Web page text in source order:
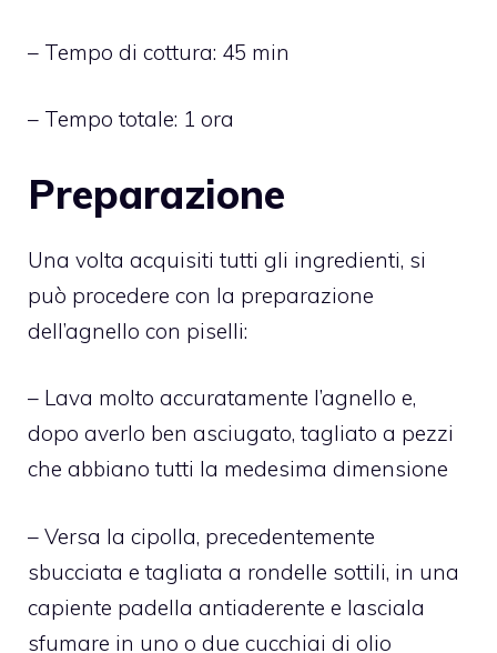
– Tempo di cottura: 45 min
– Tempo totale: 1 ora
Preparazione
Una volta acquisiti tutti gli ingredienti, si
può procedere con la preparazione
dell’agnello con piselli:
– Lava molto accuratamente l’agnello e,
dopo averlo ben asciugato, tagliato a pezzi
che abbiano tutti la medesima dimensione
– Versa la cipolla, precedentemente
sbucciata e tagliata a rondelle sottili, in una
capiente padella antiaderente e lasciala
sfumare in uno o due cucchiai di olio